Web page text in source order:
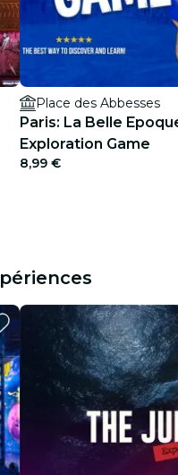
Place des Abbesses
Paris: La Belle
Exploration Game
8,99 €